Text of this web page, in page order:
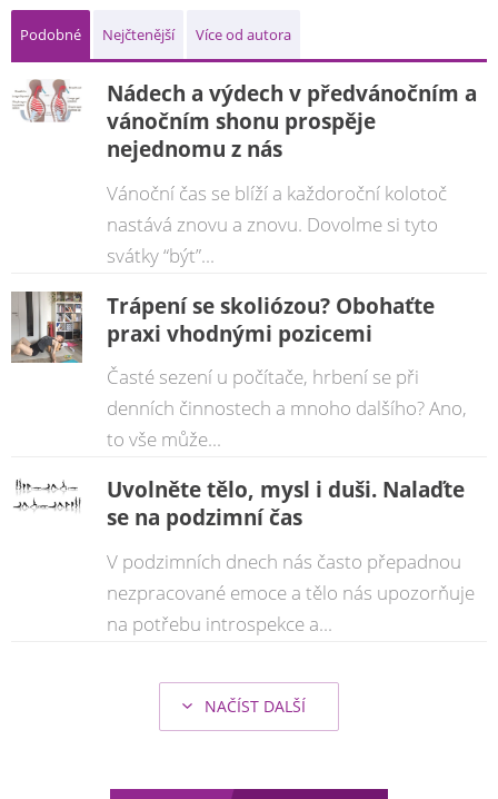
Podobné Nejčtenější Více od autora
Nádech a výdech v předvánočním a
vánočním shonu prospěje
nejednomu z nás
Vánoční čas se blíží a každoroční kolotoč
nastává znovu a znovu. Dovolme si tyto
svátky “být”...
Trápení se skoliózou? Obohaťte
praxi vhodnými pozicemi
Časté sezení u počítače, hrbení se při
denních činnostech a mnoho dalšího? Ano,
to vše může...
Uvolněte tělo, mysl i duši. Nalaďte
se na podzimní čas
V podzimních dnech nás často přepadnou
nezpracované emoce a tělo nás upozorňuje
na potřebu introspekce a...
NAČÍST DALŠÍ